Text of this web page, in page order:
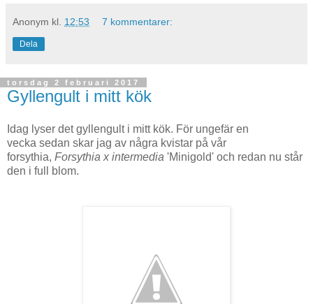
Anonym kl. 12:53 7 kommentarer:
Dela
torsdag 2 februari 2017
Gyllengult i mitt kök
Idag lyser det gyllengult i mitt kök. För ungefär en
vecka sedan skar jag av några kvistar på vår
forsythia, Forsythia x intermedia 'Minigold' och redan nu står
den i full blom.